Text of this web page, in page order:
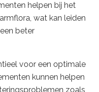
helpen bij het
wat kan leiden
beter
voor een optimale
kunnen helpen
zoals